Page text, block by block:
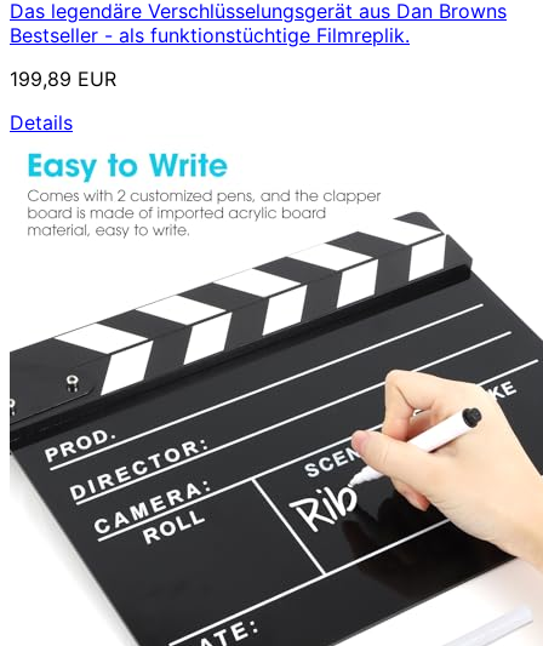
Das legendäre Verschlüsselungsgerät aus Dan Browns
Bestseller - als funktionstüchtige Filmreplik.
199,89 EUR
Details